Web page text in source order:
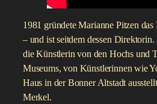
1981 gründete Marianne Pitzen
– und ist seitdem dessen
die Künstlerin von den Hochs und
Museums, von Künstlerinnen wie
Haus in der Bonner Altstadt
Merkel.